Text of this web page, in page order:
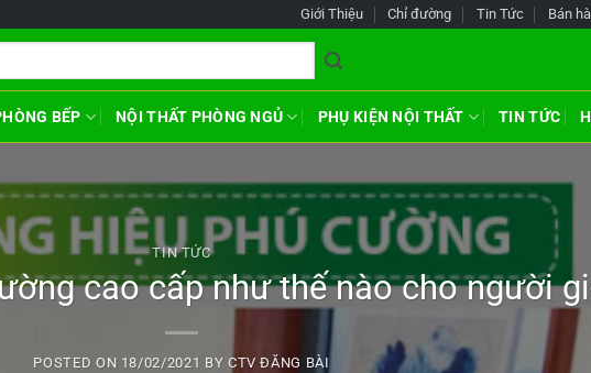
Giới Thiệu Chỉ đường Tin Tức Bán
BẾP NỘI THẤT PHÒNG NGỦ PHỤ KIỆN NỘI THẤT TIN TỨC
TIN TỨC
cao cấp như thế nào cho người
POSTED ON 18/02/2021 BY CTV ĐĂNG BÀI